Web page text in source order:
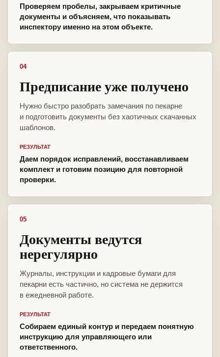
Проверяем пробелы, закрываем критичные
документы и объясняем, что показывать
инспектору именно на этом объекте.
04
Предписание уже получено
Нужно быстро разобрать замечания по пекарне
и подготовить документы без хаотичных скачанных
шаблонов.
РЕЗУЛЬТАТ
Даем порядок исправлений, восстанавливаем
комплект и готовим позицию для повторной
проверки.
05
Документы ведутся
нерегулярно
Журналы, инструкции и кадровые бумаги для
пекарни есть частично, но система не держится
в ежедневной работе.
РЕЗУЛЬТАТ
Собираем единый контур и передаем понятную
инструкцию для управляющего или
ответственного.